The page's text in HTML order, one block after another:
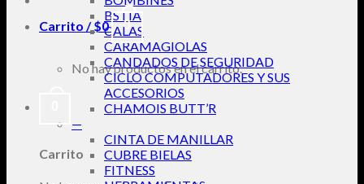
Carrito /$0 0
No hay productos en el carrito.
Carrito
BSTIA
CALAS
CARAMAGIOLAS
CANDADOS DE SEGURIDAD
CICLO COMPUTADORES Y SUS
ACCESORIOS
CHAMOIS BUTT’R
—
CINTA DE MANILLAR
CUBRE BIELAS
FITNESS